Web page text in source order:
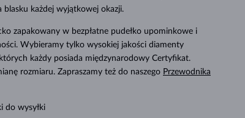
ZŁOTOZŁOTO
ZŁOTOkażdej wyjątkowej okazji.
zapakowany w bezpłatne pudełko upominkowe i
Wybieramy tylko wysokiej jakości diamenty
każdy posiada międzynarodowy Certyfikat.
rozmiaru. Zapraszamy też do naszego Przewodnika
do wysyłki